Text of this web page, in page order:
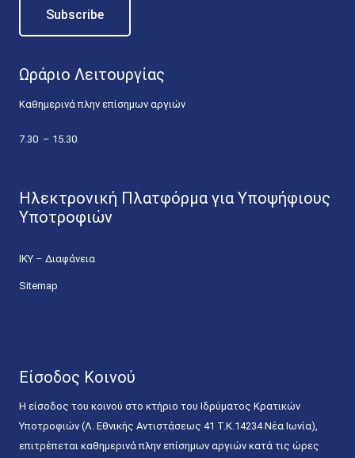
Ωράριο Λειτουργίας
Καθημερινά πλην επίσημων αργιών
7.30 – 15.30
Ηλεκτρονική Πλατφόρμα για Υποψήφιους
Υποτροφιών
ΙΚΥ – Διαφάνεια
Sitemap
Είσοδος Κοινού
Η είσοδος του κοινού στο κτήριο του Ιδρύματος Κρατικών
Υποτροφιών (Λ. Εθνικής Αντιστάσεως 41 T.K.14234 Νέα Ιωνία),
επιτρέπεται καθημερινά πλην επίσημων αργιών κατά τις ώρες